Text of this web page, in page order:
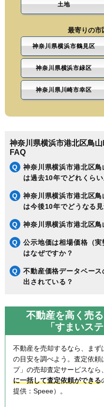
土地
最寄りの市
神奈川県横浜市鶴見区
神奈川県横浜市緑区
神奈川県川崎市幸区
神奈川県横浜市港北区鳥
FAQ
Q
神奈川県横浜市港北区
は過去10年でどれくら
Q
神奈川県横浜市港北区
は今後10年でどうなる
Q 神奈川県横浜市港北区
Q
公示地価は相場価格（
はなぜですか？
Q
不動産価格データベー
出されている？
不動産を高く売
「すまいス
不動産を売却するなら、ま
の目安を調べよう。査定依頼
プ」の売却査定サービスなら、
に一括して査定依頼ができる
提供：Speee）。